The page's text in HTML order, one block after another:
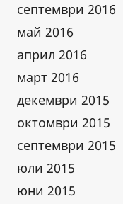
септември 2016
май 2016
април 2016
март 2016
декември 2015
октомври 2015
септември 2015
юли 2015
юни 2015